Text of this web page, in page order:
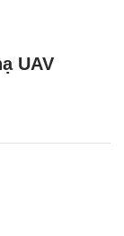
UAV